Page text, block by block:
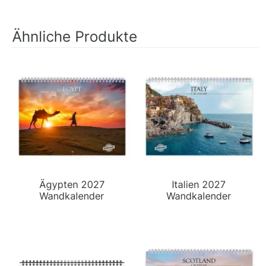
Ähnliche Produkte
Ägypten 2027
Wandkalender
Italien 2027
Wandkalender